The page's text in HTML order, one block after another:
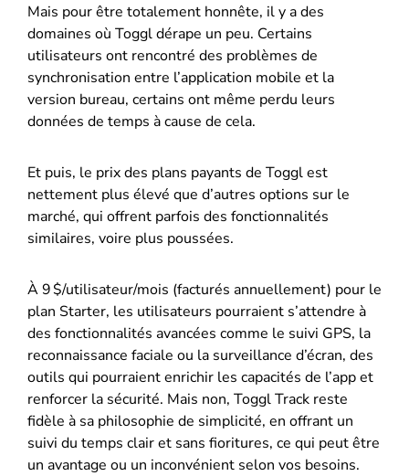
Mais pour être totalement honnête, il y a des
domaines où Toggl dérape un peu. Certains
utilisateurs ont rencontré des problèmes de
synchronisation entre l’application mobile et la
version bureau, certains ont même perdu leurs
données de temps à cause de cela.
Et puis, le prix des plans payants de Toggl est
nettement plus élevé que d’autres options sur le
marché, qui offrent parfois des fonctionnalités
similaires, voire plus poussées.
À 9 $/utilisateur/mois (facturés annuellement) pour le
plan Starter, les utilisateurs pourraient s’attendre à
des fonctionnalités avancées comme le suivi GPS, la
reconnaissance faciale ou la surveillance d’écran, des
outils qui pourraient enrichir les capacités de l’app et
renforcer la sécurité. Mais non, Toggl Track reste
fidèle à sa philosophie de simplicité, en offrant un
suivi du temps clair et sans fioritures, ce qui peut être
un avantage ou un inconvénient selon vos besoins.